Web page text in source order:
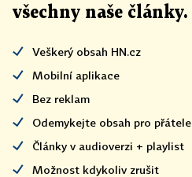
všechny naše články.
Veškerý obsah HN.cz
Mobilní aplikace
Bez reklam
Odemykejte obsah pro přátele
Články v audioverzi + playlist
Možnost kdykoliv zrušit